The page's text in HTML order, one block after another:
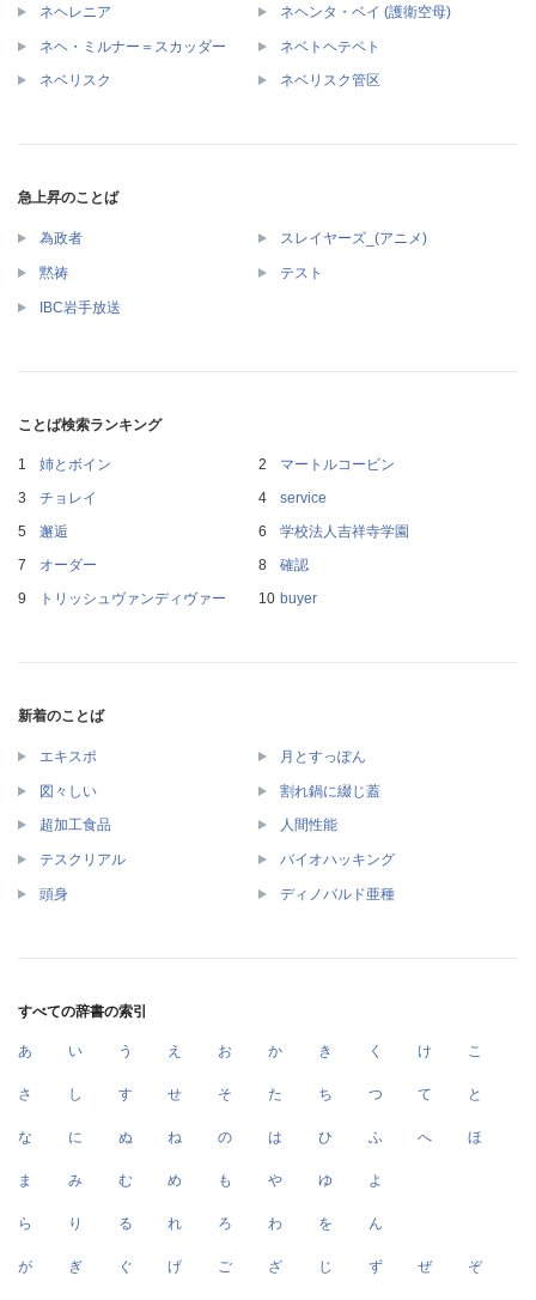
ネヘレニア ネヘンタ・ベイ (護衛空母)
ネヘ・ミルナー＝スカッダー ネベトヘテペト
ネベリスク ネベリスク管区
急上昇のことば
為政者 スレイヤーズ_(アニメ)
黙祷 テスト
IBC岩手放送
ことば検索ランキング
姉とボイン
マートルコービン
チョレイ
service
邂逅
学校法人吉祥寺学園
オーダー
確認
トリッシュヴァンディヴァー
buyer
新着のことば
エキスポ 月とすっぽん
図々しい 割れ鍋に綴じ蓋
超加工食品 人間性能
テスクリアル バイオハッキング
頭身 ディノバルド亜種
すべての辞書の索引
あ い う え お か き く け こ
さ し す せ そ た ち つ て と
な に ぬ ね の は ひ ふ へ ほ
ま み む め も や ゆ よ
ら り る れ ろ わ を ん
が ぎ ぐ げ ご ざ じ ず ぜ ぞ